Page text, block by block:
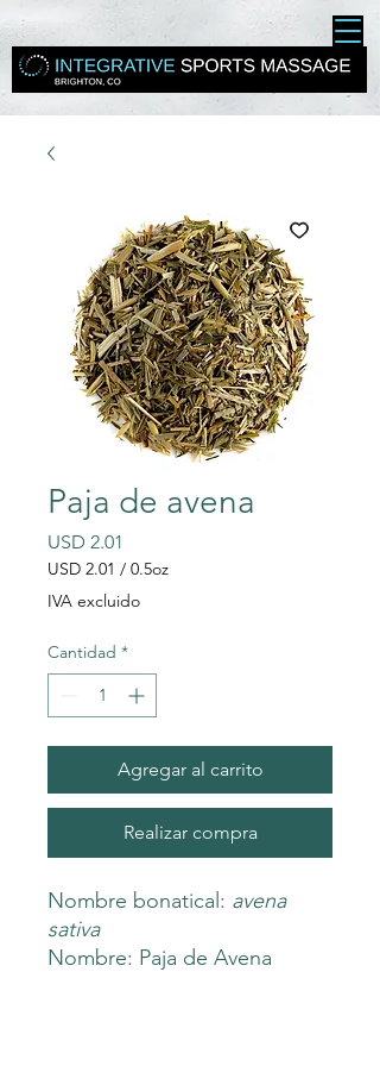
Paja de avena
USD 2.01
USD 2.01 / 0.5oz
USD 2.01
por
Onzas
IVA excluido
Cantidad *
Agregar al carrito
Realizar compra
Nombre bonatical: avena
sativa
Nombre: Paja de Avena